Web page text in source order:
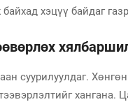
хэцүү байдаг
суурилуулдаг.
хангана.